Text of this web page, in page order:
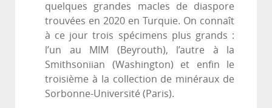
quelques grandes macles de diaspore
trouvées en 2020 en Turquie. On connaît
à ce jour trois spécimens plus grands :
l’un au MIM (Beyrouth), l’autre à la
Smithsoniian (Washington) et enfin le
troisième à la collection de minéraux de
Sorbonne-Université (Paris).